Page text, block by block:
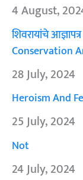
4 August,
शिवरायांचे
Conservation
28 July, 2024
Heroism And
25 July, 2024
Not
24 July, 2024